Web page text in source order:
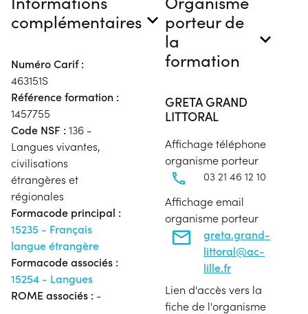
complémentaires
Numéro Carif :
463151S
Référence formation :
1457755
Code NSF : 136 -
Langues vivantes,
civilisations
étrangères et
régionales
Formacode principal :
15235 - Français
langue étrangère
Formacode associés :
15254 - Langues
ROME associés : -
porteur de
la
formation
GRETA GRAND
LITTORAL
Affichage téléphone
organisme porteur
03 21 46 12 10
Affichage email
organisme porteur
greta.grand-
littoral@ac-
lille.fr
Lien d'accès vers la
fiche de l'organisme